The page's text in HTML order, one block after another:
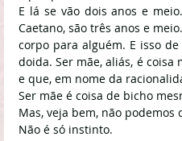
E lá se vão dois anos e
Caetano, são três anos e
corpo para alguém. E isso
doida. Ser mãe, aliás, é
e que, em nome da
Ser mãe é coisa de bicho
Mas, veja bem, não podemos
Não é só instinto.